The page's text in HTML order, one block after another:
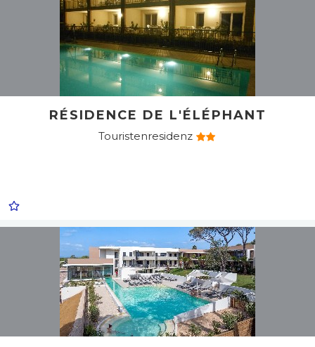
RÉSIDENCE DE L'ÉLÉPHANT
Touristenresidenz